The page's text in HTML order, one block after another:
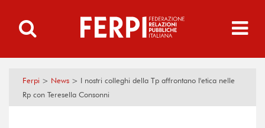
Ferpi > News > I nostri colleghi della Tp affrontano l'etica nelle
Rp con Teresella Consonni